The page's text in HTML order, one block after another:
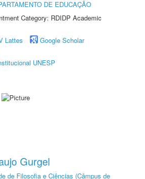
DE EDUCAÇÃO
Category: RDIDP Academic
Lattes
Google Scholar
UNESP
Gurgel
de Filosofia e Ciências (Câmpus de